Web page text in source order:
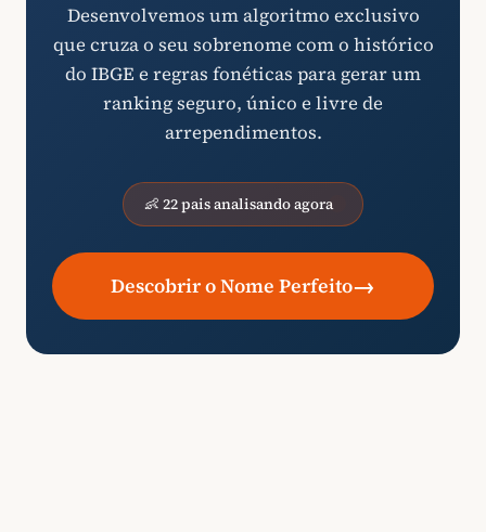
Desenvolvemos um algoritmo exclusivo
que cruza o seu sobrenome com o histórico
do IBGE e regras fonéticas para gerar um
ranking seguro, único e livre de
arrependimentos.
👶 22 pais analisando agora
Descobrir o Nome Perfeito→